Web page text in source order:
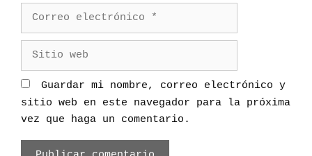
m
r
r
e
e
t
i
o
Guardar mi nombre, correo electrónico y
sitio web en este navegador para la próxima
vez que haga un comentario.